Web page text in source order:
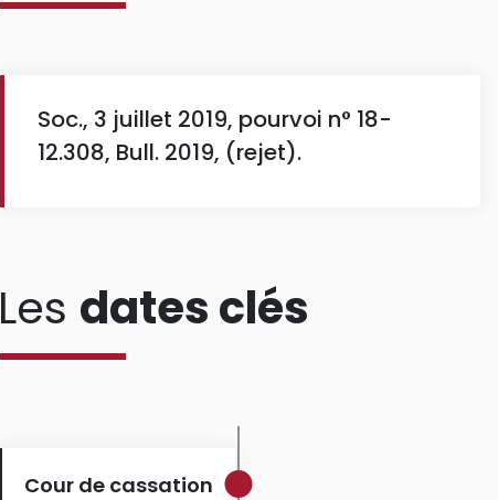
Soc., 3 juillet 2019, pourvoi n° 18-
12.308, Bull. 2019, (rejet).
Les dates clés
Cour de cassation